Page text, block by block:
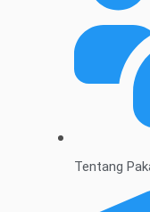
Tentang